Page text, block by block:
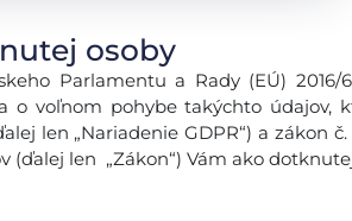
osoby
Parlamentu a Rady (EÚ)
o voľnom pohybe takýchto údajov,
len „Nariadenie GDPR“) a zákon
(ďalej len „Zákon“) Vám ako